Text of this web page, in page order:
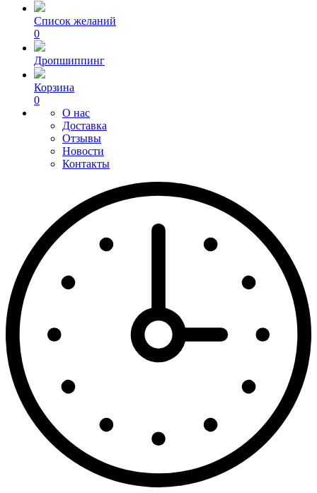
Список желаний
0
Дропшиппинг
Корзина
0
О нас
Доставка
Отзывы
Новости
Контакты